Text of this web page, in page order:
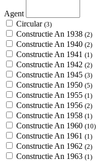
Agent
Circular (3)
Constructie An 1938 (2)
Constructie An 1940 (2)
Constructie An 1941 (1)
Constructie An 1942 (2)
Constructie An 1945 (3)
Constructie An 1950 (5)
Constructie An 1955 (1)
Constructie An 1956 (2)
Constructie An 1958 (1)
Constructie An 1960 (10)
Constructie An 1961 (1)
Constructie An 1962 (2)
Constructie An 1963 (1)